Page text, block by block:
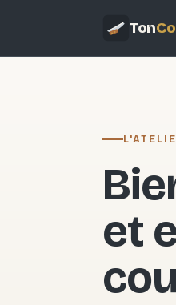
Ton
et